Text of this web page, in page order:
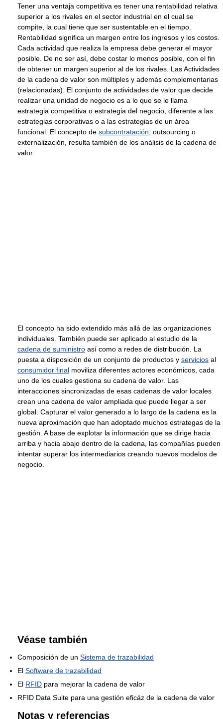
Tener una ventaja competitiva es tener una rentabilidad relativa
superior a los rivales en el sector industrial en el cual se
compite, la cual tiene que ser sustentable en el tiempo.
Rentabilidad significa un margen entre los ingresos y los costos.
Cada actividad que realiza la empresa debe generar el mayor
posible. De no ser así, debe costar lo menos posible, con el fin
de obtener un margen superior al de los rivales. Las Actividades
de la cadena de valor son múltiples y además complementarias
(relacionadas). El conjunto de actividades de valor que decide
realizar una unidad de negocio es a lo que se le llama
estrategia competitiva o estrategia del negocio, diferente a las
estrategias corporativas o a las estrategias de un área
funcional. El concepto de subcontratación , outsourcing o
externalización, resulta también de los análisis de la cadena de
valor.
El concepto ha sido extendido más allá de las organizaciones
individuales. También puede ser aplicado al estudio de la
cadena de suministro así como a redes de distribución. La
puesta a disposición de un conjunto de productos y servicios al
consumidor final moviliza diferentes actores económicos, cada
uno de los cuales gestiona su cadena de valor. Las
interacciones sincronizadas de esas cadenas de valor locales
crean una cadena de valor ampliada que puede llegar a ser
global. Capturar el valor generado a lo largo de la cadena es la
nueva aproximación que han adoptado muchos estrategas de la
gestión. A base de explotar la información que se dirige hacia
arriba y hacia abajo dentro de la cadena, las compañías pueden
intentar superar los intermediarios creando nuevos modelos de
negocio.
Véase también
Composición de un Sistema de trazabilidad
El Software de trazabilidad
El RFID para mejorar la cadena de valor
RFID Data Suite para una gestión eficáz de la cadena de valor
Notas y referencias